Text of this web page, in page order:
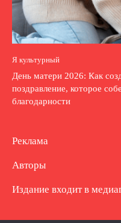
Я культурный
День матери 2026: Как
поздравление, которое
благодарности
Реклама
Авторы
Издание входит в